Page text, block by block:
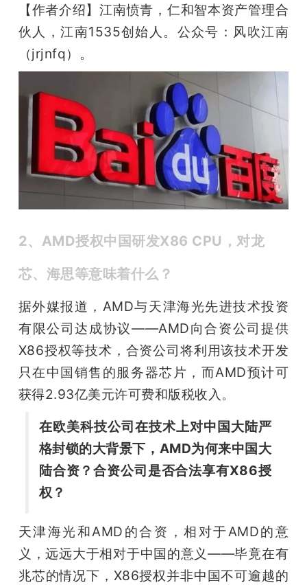
【作者介绍】江南愤青，仁和智本资产管理合
伙人，江南1535创始人。公众号：风吹江南
（jrjnfq）。
2、AMD授权中国研发X86 CPU，对龙
芯、海思等意味着什么？
据外媒报道，AMD与天津海光先进技术投资
有限公司达成协议——AMD向合资公司提供
X86授权等技术，合资公司将利用该技术开发
只在中国销售的服务器芯片，而AMD预计可
获得2.93亿美元许可费和版税收入。
在欧美科技公司在技术上对中国大陆严
格封锁的大背景下，AMD为何来中国大
陆合资？合资公司是否合法享有X86授
权？
天津海光和AMD的合资，相对于AMD的意
义，远远大于相对于中国的意义——毕竟在有
兆芯的情况下，X86授权并非中国不可逾越的